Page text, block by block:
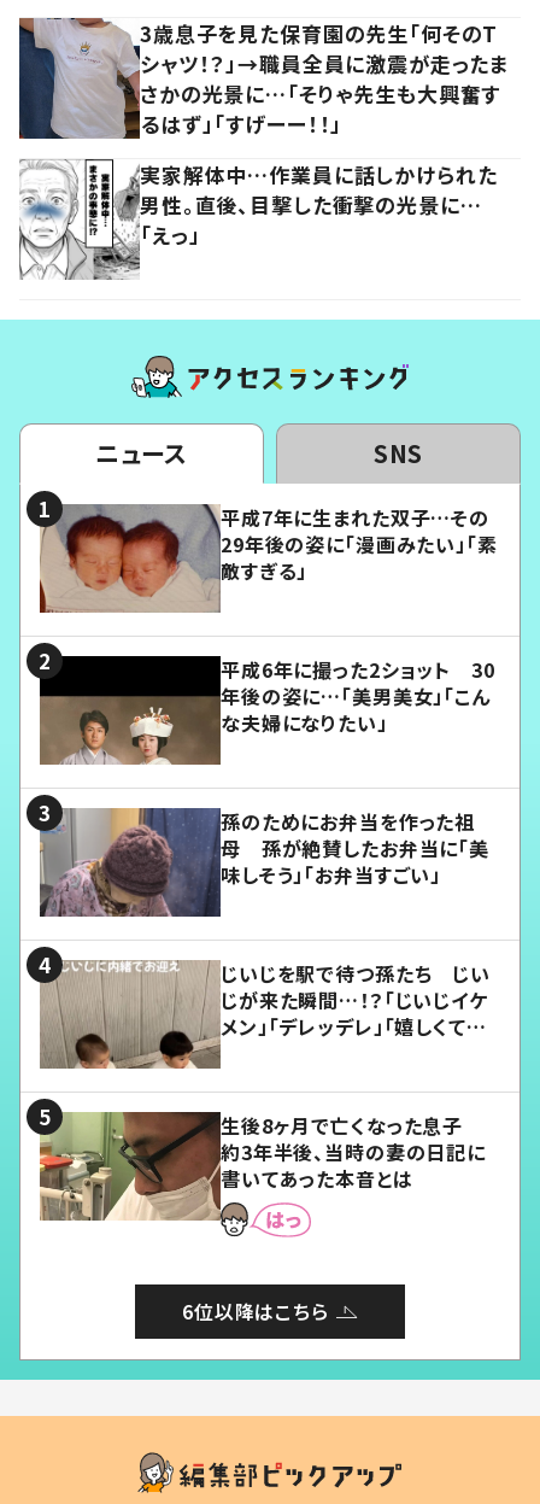
3歳息子を見た保育園の先生「何そのT
シャツ！？」→職員全員に激震が走ったま
さかの光景に…「そりゃ先生も大興奮す
るはず」「すげーー！！」
実家解体中…作業員に話しかけられた
男性。直後、目撃した衝撃の光景に…
「えっ」
ニュース SNS
平成7年に生まれた双子…その
29年後の姿に「漫画みたい」「素
敵すぎる」
平成6年に撮った2ショット 30
年後の姿に…「美男美女」「こん
な夫婦になりたい」
孫のためにお弁当を作った祖
母 孫が絶賛したお弁当に「美
味しそう」「お弁当すごい」
じいじを駅で待つ孫たち じい
じが来た瞬間…！？「じいじイケ
メン」「デレッデレ」「嬉しくて可
生後8ヶ月で亡くなった息子
約3年半後、当時の妻の日記に
書いてあった本音とは
6位以降はこちら